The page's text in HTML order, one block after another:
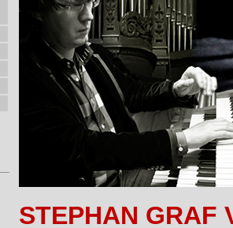
STEPHAN GRAF